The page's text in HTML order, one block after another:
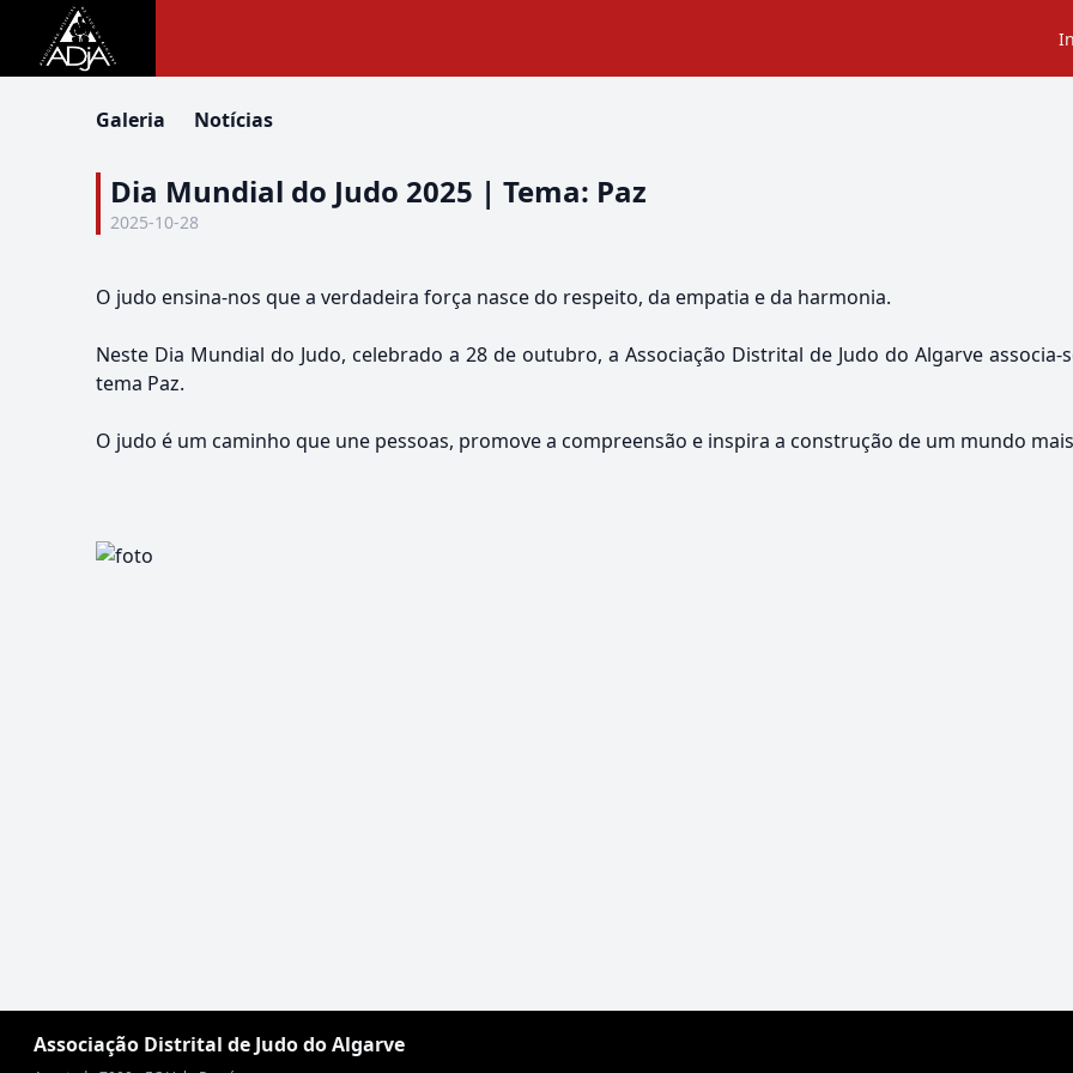
Galeria Notícias
Dia Mundial do Judo 2025 | Tema: Paz
2025-10-28
O judo ensina-nos que a verdadeira força nasce do respeito, da empatia e da harmonia.
Neste Dia Mundial do Judo, celebrado a 28 de outubro, a Associação Distrital de Judo do Algarve
tema Paz.
O judo é um caminho que une pessoas, promove a compreensão e inspira a construção de um mundo
Associação Distrital de Judo do Algarve